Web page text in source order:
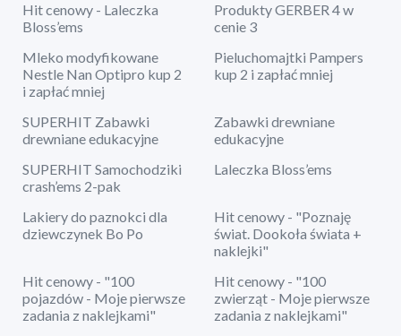
Hit cenowy - Laleczka
Bloss’ems
Produkty GERBER 4 w
cenie 3
Mleko modyfikowane
Nestle Nan Optipro kup 2
i zapłać mniej
Pieluchomajtki Pampers
kup 2 i zapłać mniej
SUPERHIT Zabawki
drewniane edukacyjne
Zabawki drewniane
edukacyjne
SUPERHIT Samochodziki
crash’ems 2-pak
Laleczka Bloss’ems
Lakiery do paznokci dla
dziewczynek Bo Po
Hit cenowy - "Poznaję
świat. Dookoła świata +
naklejki"
Hit cenowy - "100
pojazdów - Moje pierwsze
zadania z naklejkami"
Hit cenowy - "100
zwierząt - Moje pierwsze
zadania z naklejkami"